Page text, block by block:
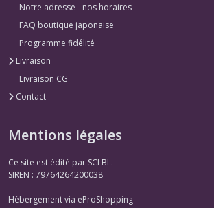
Notre adresse - nos horaires
FAQ boutique japonaise
Programme fidélité
Livraison
Livraison CG
Contact
Mentions légales
Ce site est édité par SCLBL.
SIREN : 79764264200038
Hébergement via eProShopping